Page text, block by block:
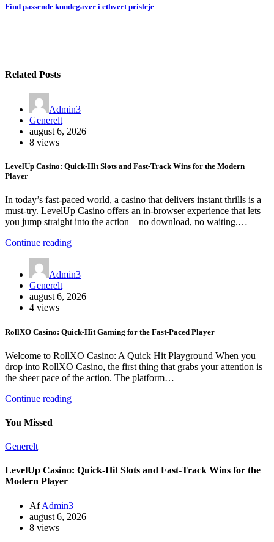
Find passende kundegaver i ethvert prisleje
Related Posts
Admin3
Generelt
august 6, 2026
8 views
LevelUp Casino: Quick‑Hit Slots and Fast‑Track Wins for the Modern
Player
In today’s fast‑paced world, a casino that delivers instant thrills is a
must‑try. LevelUp Casino offers an in‑browser experience that lets
you jump straight into the action—no download, no waiting.…
Continue reading
Admin3
Generelt
august 6, 2026
4 views
RollXO Casino: Quick‑Hit Gaming for the Fast‑Paced Player
Welcome to RollXO Casino: A Quick Hit Playground When you
drop into RollXO Casino, the first thing that grabs your attention is
the sheer pace of the action. The platform…
Continue reading
You Missed
Generelt
LevelUp Casino: Quick‑Hit Slots and Fast‑Track Wins for the
Modern Player
AfAdmin3
august 6, 2026
8 views